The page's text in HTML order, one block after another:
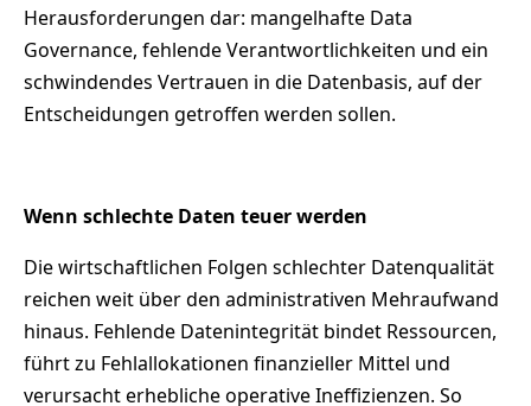
Herausforderungen dar: mangelhafte Data
Governance, fehlende Verantwortlichkeiten und ein
schwindendes Vertrauen in die Datenbasis, auf der
Entscheidungen getroffen werden sollen.
Wenn schlechte Daten teuer werden
Die wirtschaftlichen Folgen schlechter Datenqualität
reichen weit über den administrativen Mehraufwand
hinaus. Fehlende Datenintegrität bindet Ressourcen,
führt zu Fehlallokationen finanzieller Mittel und
verursacht erhebliche operative Ineffizienzen. So